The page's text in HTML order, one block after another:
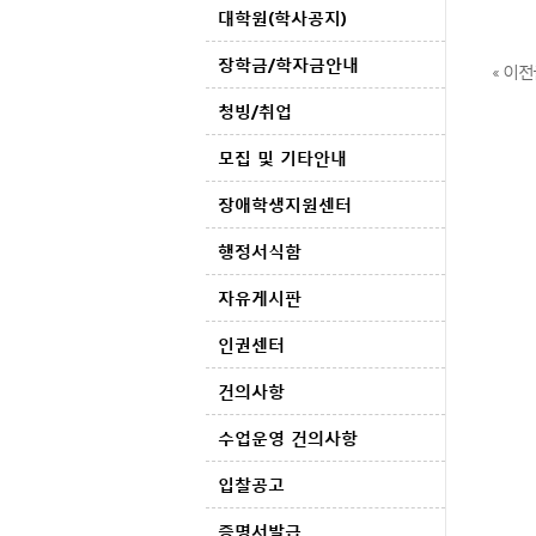
대학원(학사공지)
장학금/학자금안내
청빙/취업
모집 및 기타안내
장애학생지원센터
행정서식함
자유게시판
인권센터
건의사항
수업운영 건의사항
입찰공고
증명서발급
« 이